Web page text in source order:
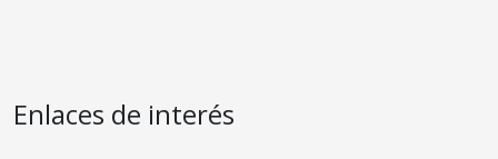
Enlaces de interés